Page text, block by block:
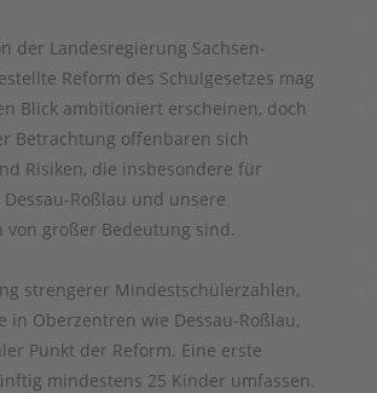
der Landesregierung Sachsen-
Reform des Schulgesetzes mag
Blick ambitioniert erscheinen, doch
Betrachtung offenbaren sich
Risiken, die insbesondere für
Roßlau und unsere
von großer Bedeutung sind.
strengerer Mindestschülerzahlen,
in Oberzentren wie Dessau-Roßlau,
Punkt der Reform. Eine erste
mindestens 25 Kinder umfassen.